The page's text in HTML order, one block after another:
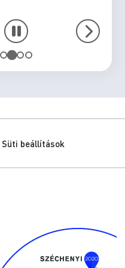
Süti beállítások